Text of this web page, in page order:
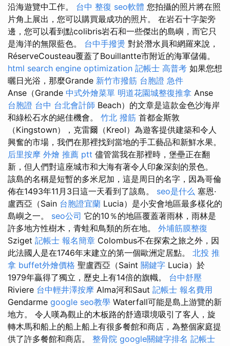
沿海遊覽中工作。 台中 整復 seo軟體 您拍攝的照片將在照
片角上展出，您可以購買最成功的照片。 在岩石十字架旁
邊，您可以看到點colibris岩石和一些傑出的島嶼，而它只
是海洋的無限藍色。 台中手撥燙 對於潛水員和網羅來說，
RéserveCousteau覆蓋了Bouillantte市附近的海軍儲備。
html search engine optimization 記帳士 高普考 如果您想
曬日光浴，那麼Grande 新竹市撥筋 台胞證 急件
Anse（Grande 中式外燴菜單 明道花園城整復推拿 Anse
台胞證 台中 台北會計師 Beach）的文章是這款金色沙海岸
和綠松石水的絕佳機會。 竹北 撥筋 首都金斯敦
（Kingstown），克雷爾（Kreol）為遊客提供建築和令人
興奮的市場，我們在那裡找到當地的手工藝品和新鮮水果。
后里按摩 外燴 推薦 ptt 儘管當我在那裡時，堡壘正在翻
新，但人們對這座城市和大海有著令人印象深刻的景色。
該島的名稱是短暫的多米尼加，這是周日的名字，因為哥倫
佈在1493年11月3日這一天看到了該島。 seo是什么 塞恩·
盧西亞（Sain 台胞證宜蘭 Lucia）是小安會地區最多樣化的
島嶼之一。 seo公司 它的10％的地區覆蓋著雨林，雨林是
許多地方性樹木，青蛙和鳥類的所在地。 外埔筋膜整復
Sziget 記帳士 報名簡章 Colombus不在探索之旅之外，因
此法國人是在1746年末建立的第一個歐洲定居點。 北投 推
拿 buffet外燴價格 聖盧西亞（Saint 關鍵字 Lucia）於
1979年贏得了獨立，歷史上有14倍的旗幟。 台中舒壓
Riviere 台中輕井澤按摩 Alma河和Saut 記帳士 報名費用
Gendarme google seo教學 Waterfall可能是島上游覽的新
地方。 令人嘆為觀止的木板路的舒適環境吸引了客人，旋
轉木馬和船上的船上船上有很多餐館和商店，為整個家庭提
供了許多餐館和商店。 整骨院 google關鍵字排名 記帳士